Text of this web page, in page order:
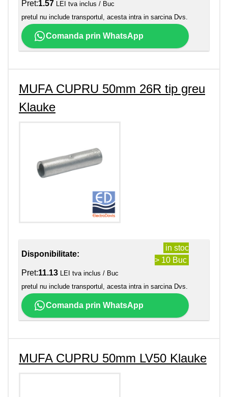
Pret:1.57 LEI tva inclus / Buc
pretul nu include transportul, acesta intra in sarcina Dvs.
Comanda prin WhatsApp
MUFA CUPRU 50mm 26R tip greu
Klauke
Disponibilitate:
in stoc
> 10 Buc
Pret:11.13 LEI tva inclus / Buc
pretul nu include transportul, acesta intra in sarcina Dvs.
Comanda prin WhatsApp
MUFA CUPRU 50mm LV50 Klauke